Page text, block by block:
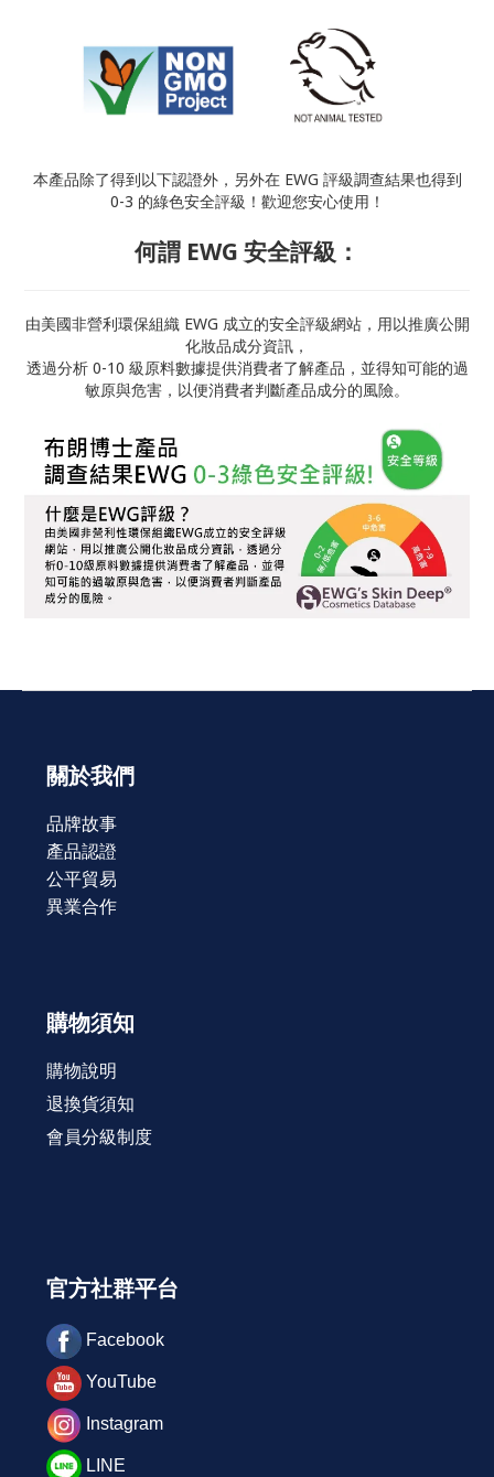
本產品除了得到以下認證外，另外在 EWG 評級調查結果也得到
0-3 的綠色安全評級！歡迎您安心使用！
何謂 EWG 安全評級：
由美國非營利環保組織 EWG 成立的安全評級網站，用以推廣公開
化妝品成分資訊，
透過分析 0-10 級原料數據提供消費者了解產品，並得知可能的過
敏原與危害，以便消費者判斷產品成分的風險。
關於我們
品牌故事
產品認證
公平貿易
異業合作
購物須知
購物說明
退換貨須知
會員分級制度
官方社群平台
Facebook
YouTube
Instagram
LINE